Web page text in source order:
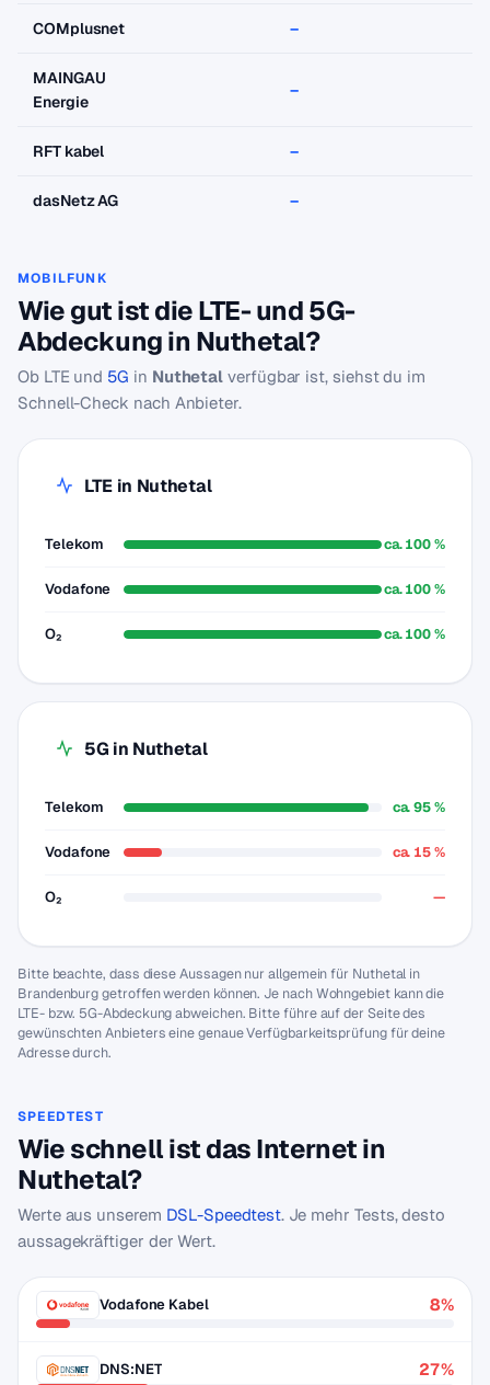
COMplusnet –
MAINGAU
Energie
–
RFT kabel –
dasNetz AG –
MOBILFUNK
Wie gut ist die LTE- und 5G-
Abdeckung in Nuthetal?
Ob LTE und 5G in Nuthetal verfügbar ist, siehst du im
Schnell-Check nach Anbieter.
LTE in Nuthetal
Telekom ca. 100 %
Vodafone ca. 100 %
O₂ ca. 100 %
5G in Nuthetal
Telekom ca. 95 %
Vodafone ca. 15 %
O₂ —
Bitte beachte, dass diese Aussagen nur allgemein für Nuthetal in
Brandenburg getroffen werden können. Je nach Wohngebiet kann die
LTE- bzw. 5G-Abdeckung abweichen. Bitte führe auf der Seite des
gewünschten Anbieters eine genaue Verfügbarkeitsprüfung für deine
Adresse durch.
SPEEDTEST
Wie schnell ist das Internet in
Nuthetal?
Werte aus unserem DSL-Speedtest. Je mehr Tests, desto
aussagekräftiger der Wert.
Vodafone Kabel 8%
DNS:NET 27%